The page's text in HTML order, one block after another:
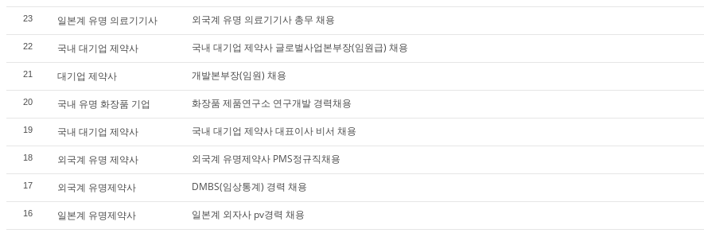
23 일본계 유명 의료기기사 외국계 유명 의료기기사 총무 채용
22 국내 대기업 제약사 국내 대기업 제약사 글로벌사업본부장(임원급) 채용
21 대기업 제약사 개발본부장(임원) 채용
20 국내 유명 화장품 기업 화장품 제품연구소 연구개발 경력채용
19 국내 대기업 제약사 국내 대기업 제약사 대표이사 비서 채용
18 외국계 유명 제약사 외국계 유명제약사 PMS정규직채용
17 외국계 유명제약사 DMBS(임상통계) 경력 채용
16 일본계 유명제약사 일본계 외자사 pv경력 채용